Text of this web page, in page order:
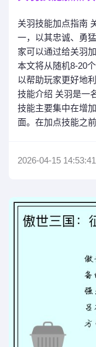
关羽技能加点指南
一，以其忠诚、勇
家可以通过给关羽
本文将从随机8-20
以帮助玩家更好地
技能介绍 关羽是一
技能主要集中在增
面。在加点技能之
2026-04-15 14:53:41